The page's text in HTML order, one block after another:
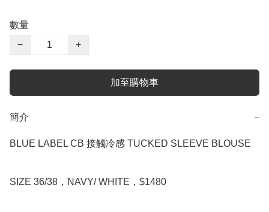
數量
−
+
加至購物車
簡介 −
BLUE LABEL CB 接觸冷感 TUCKED SLEEVE BLOUSE
SIZE 36/38，NAVY/ WHITE，$1480